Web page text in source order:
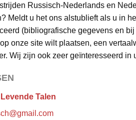
Russisch-Nederlands en
Meldt u het ons alstublieft als u in
(bibliografische gegevens en
onze site wilt plaatsen, een
Wij zijn ook zeer geïnteresseerd in
Talen